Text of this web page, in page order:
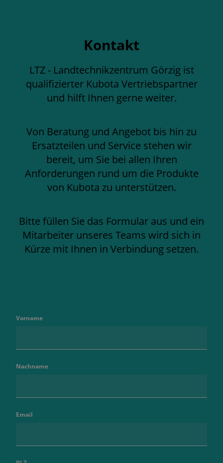
Kontakt
LTZ - Landtechnikzentrum Görzig ist
qualifizierter Kubota Vertriebspartner
und hilft Ihnen gerne weiter.
Von Beratung und Angebot bis hin zu
Ersatzteilen und Service stehen wir
bereit, um Sie bei allen Ihren
Anforderungen rund um die Produkte
von Kubota zu unterstützen.
Bitte füllen Sie das Formular aus und ein
Mitarbeiter unseres Teams wird sich in
Kürze mit Ihnen in Verbindung setzen.
Vorname
Nachname
Email